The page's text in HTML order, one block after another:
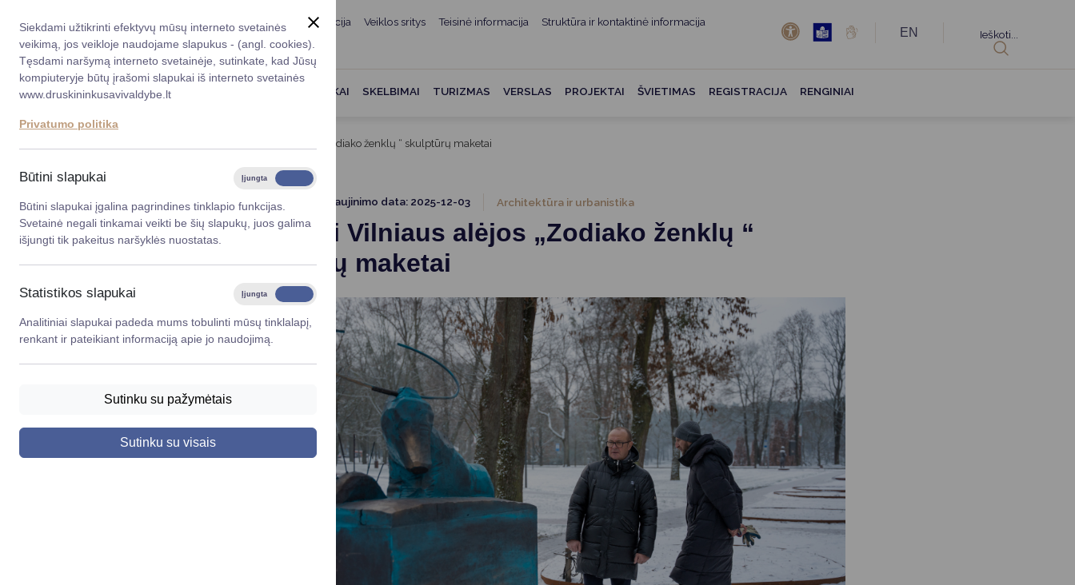
Siekdami užtikrinti efektyvų mūsų interneto svetainės
veikimą, jos veikloje naudojame slapukus - (angl. cookies).
Tęsdami naršymą interneto svetainėje, sutinkate, kad Jūsų
kompiuteryje būtų įrašomi slapukai iš interneto svetainės
www.druskininkusavivaldybe.lt
Privatumo politika
Būtini slapukai Įjungta
Būtini slapukai įgalina pagrindines tinklapio funkcijas.
Svetainė negali tinkamai veikti be šių slapukų, juos galima
išjungti tik pakeitus naršyklės nuostatas.
Statistikos slapukai Įjungta
Analitiniai slapukai padeda mums tobulinti mūsų tinklalapį,
renkant ir pateikiant informaciją apie jo naudojimą.
Sutinku su pažymėtais
Sutinku su visais
Taryba Meras
Registruokitės priėmimui
Vicemerai
Mero patarėja
Administracija
Administracinė informacija
Savivaldybės administracijos
Planavimo dokumentai
Korupcijos prevencija
Viešieji pirkimai
Lygios galimybės
Savivaldybės remiami
Finansų valdymas ir apskaita
Organizacinė struktūra
Veiklos sritys Teisinė informacija
Norminiai teisės aktai
Mero potvarkiai
teisinė pagalba
Teisės aktų pažeidimai
reguliavimo poveikio ex post
vertinimas
Vartotojų teisių apsauga
Pranešėjų apsauga
Asmens duomenų apsauga
Struktūra ir kontaktinė informacija
Karjera DUK
EN
DRUSKININKAI SKELBIMAI TURIZMAS VERSLAS PROJEKTAI ŠVIETIMAS REGISTRACIJA RENGINIAI
Pristatyti Vilniaus alėjos „Zodiako ženklų “ skulptūrų maketai
2025-12-01 Atnaujinimo data: 2025-12-03 Architektūra ir urbanistika
Pristatyti Vilniaus alėjos „Zodiako ženklų “
skulptūrų maketai